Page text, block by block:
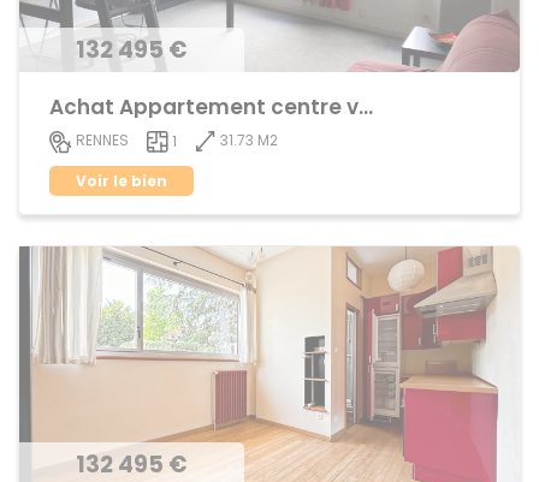
132 495 €
Achat Appartement centre ville
RENNES 1
31.73 M2
Voir le bien
132 495 €